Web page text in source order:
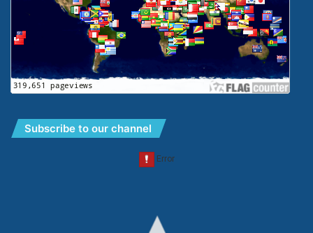
Subscribe to our channel